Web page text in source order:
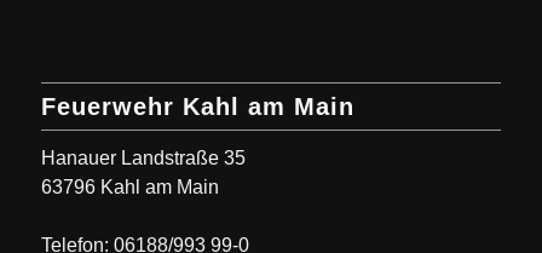
Feuerwehr Kahl am Main
Hanauer Landstraße 35
63796 Kahl am Main
Telefon: 06188/993 99-0